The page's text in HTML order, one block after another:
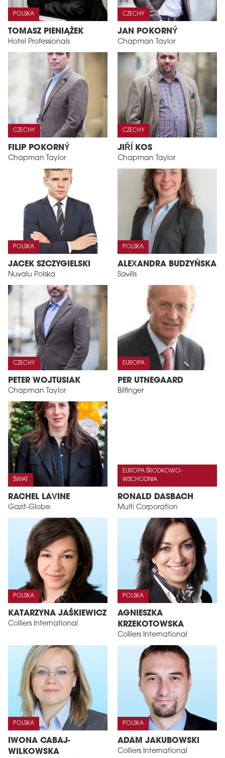
POLSKA
TOMASZ PIENIĄŻEK
Hotel Professionals
CZECHY
JAN POKORNÝ
Chapman Taylor
CZECHY
FILIP POKORNÝ
Chapman Taylor
CZECHY
JIŘÍ KOS
Chapman Taylor
POLSKA
JACEK SZCZYGIELSKI
Nuvalu Polska
POLSKA
ALEXANDRA BUDZYŃSKA
Savills
CZECHY
PETER WOJTUSIAK
Chapman Taylor
EUROPA
PER UTNEGAARD
Bilfinger
ŚWIAT
RACHEL LAVINE
Gazit-Globe
EUROPA ŚRODKOWO-
WSCHODNIA
RONALD DASBACH
Multi Corporation
POLSKA
KATARZYNA JAŚKIEWICZ
Colliers International
POLSKA
AGNIESZKA
KRZEKOTOWSKA
Colliers International
POLSKA
IWONA CABAJ-
WILKOWSKA
POLSKA
ADAM JAKUBOWSKI
Colliers International